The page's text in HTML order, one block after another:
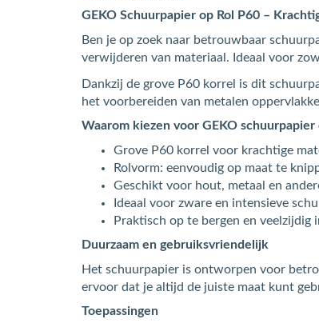
GEKO Schuurpapier op Rol P60 –
Ben je op zoek naar betrouwbaar
verwijderen van materiaal. Ideaal voor
Dankzij de grove P60 korrel is dit
het voorbereiden van metalen
Waarom kiezen voor GEKO schuurpapier
Grove P60 korrel voor krachtige
Rolvorm: eenvoudig op maat te
Geschikt voor hout, metaal en
Ideaal voor zware en intensieve
Praktisch op te bergen en veelzijdig
Duurzaam en gebruiksvriendelijk
Het schuurpapier is ontworpen voor
ervoor dat je altijd de juiste maat kunt
Toepassingen